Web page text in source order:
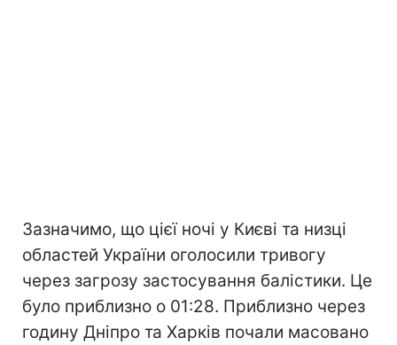
Зазначимо, що цієї ночі у Києві та низці
областей України оголосили тривогу
через загрозу застосування балістики. Це
було приблизно о 01:28. Приблизно через
годину Дніпро та Харків почали масовано